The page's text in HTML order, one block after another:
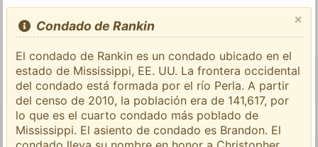
×
Condado de Rankin
El condado de Rankin es un condado ubicado en el
estado de Mississippi, EE. UU. La frontera occidental
del condado está formada por el río Perla. A partir
del censo de 2010, la población era de 141,617, por
lo que es el cuarto condado más poblado de
Mississippi. El asiento de condado es Brandon. El